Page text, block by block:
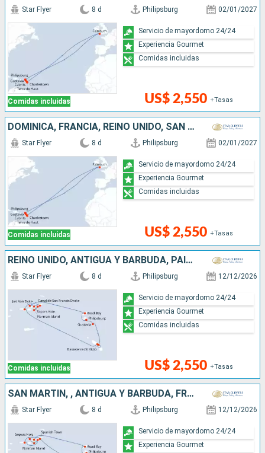
Comidas incluidas
Star Flyer 8 d Philipsburg 02/01/2027
US$ 2,550 +Tasas
Servicio de mayordomo 24/24
Experiencia Gourmet
Comidas incluidas
DOMINICA, FRANCIA, REINO UNIDO, SAN MARTÍN
Comidas incluidas
Star Flyer 8 d Philipsburg 02/01/2027
US$ 2,550 +Tasas
Servicio de mayordomo 24/24
Experiencia Gourmet
Comidas incluidas
REINO UNIDO, ANTIGUA Y BARBUDA, PAISES BAJOS
Comidas incluidas
Star Flyer 8 d Philipsburg 12/12/2026
US$ 2,550 +Tasas
Servicio de mayordomo 24/24
Experiencia Gourmet
Comidas incluidas
SAN MARTÍN, , ANTIGUA Y BARBUDA, FRANCIA
Star Flyer 8 d Philipsburg 12/12/2026
Servicio de mayordomo 24/24
Experiencia Gourmet